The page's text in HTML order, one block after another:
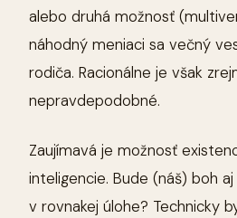
alebo druhá možnosť
náhodný meniaci sa večný
rodiča. Racionálne je však
nepravdepodobné.
Zaujímavá je možnosť
inteligencie. Bude (náš) boh
v rovnakej úlohe? Technicky